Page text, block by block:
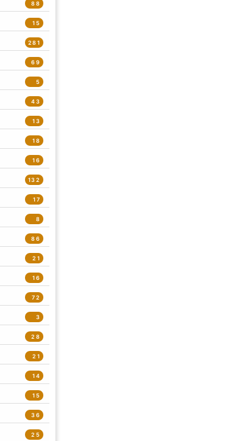
88
15
281
69
5
43
13
18
16
132
17
8
86
21
16
72
3
28
21
14
15
36
25